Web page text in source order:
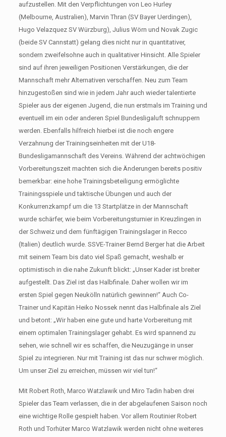
aufzustellen. Mit den Verpflichtungen von Leo Hurley
(Melbourne, Australien), Marvin Thran (SV Bayer Uerdingen),
Hugo Velazquez SV Würzburg), Julius Wörn und Novak Zugic
(beide SV Cannstatt) gelang dies nicht nur in quantitativer,
sondern zweifelsohne auch in qualitativer Hinsicht. Alle Spieler
sind auf ihren jeweiligen Positionen Verstärkungen, die der
Mannschaft mehr Alternativen verschaffen. Neu zum Team
hinzugestoßen sind wie in jedem Jahr auch wieder talentierte
Spieler aus der eigenen Jugend, die nun erstmals im Training und
eventuell im ein oder anderen Spiel Bundesligaluft schnuppern
werden. Ebenfalls hilfreich hierbei ist die noch engere
Verzahnung der Trainingseinheiten mit der U18-
Bundesligamannschaft des Vereins. Während der achtwöchigen
Vorbereitungszeit machten sich die Änderungen bereits positiv
bemerkbar: eine hohe Trainingsbeteiligung ermöglichte
Trainingsspiele und taktische Übungen und auch der
Konkurrenzkampf um die 13 Startplätze in der Mannschaft
wurde schärfer, wie beim Vorbereitungsturnier in Kreuzlingen in
der Schweiz und dem fünftägigen Trainingslager in Recco
(Italien) deutlich wurde. SSVE-Trainer Bernd Berger hat die Arbeit
mit seinem Team bis dato viel Spaß gemacht, weshalb er
optimistisch in die nahe Zukunft blickt: „Unser Kader ist breiter
aufgestellt. Das Ziel ist das Halbfinale. Daher wollen wir im
ersten Spiel gegen Neukölln natürlich gewinnen!“ Auch Co-
Trainer und Kapitän Heiko Nossek nennt das Halbfinale als Ziel
und betont: „Wir haben eine gute und harte Vorbereitung mit
einem optimalen Trainingslager gehabt. Es wird spannend zu
sehen, wie schnell wir es schaffen, die Neuzugänge in unser
Spiel zu integrieren. Nur mit Training ist das nur schwer möglich.
Um unser Ziel zu erreichen, müssen wir viel tun!“
Mit Robert Roth, Marco Watzlawik und Miro Tadin haben drei
Spieler das Team verlassen, die in der abgelaufenen Saison noch
eine wichtige Rolle gespielt haben. Vor allem Routinier Robert
Roth und Torhüter Marco Watzlawik werden nicht ohne weiteres